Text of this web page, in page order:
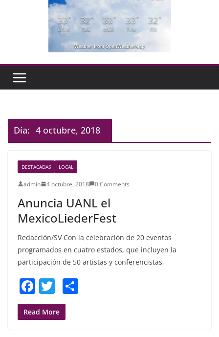
33°
MON
32°
TUE
33°
WED
33°
THU
32°
FRI
Weather from OpenWeatherMap
Día: 4 octubre, 2018
DESTACADAS LOCAL
admin 4 octubre, 2018 0 Comments
Anuncia UANL el
MexicoLiederFest
Redacción/SV Con la celebración de 20 eventos
programados en cuatro estados, que incluyen la
participación de 50 artistas y conferencistas,
F
a
c
T
w
itt
Read More